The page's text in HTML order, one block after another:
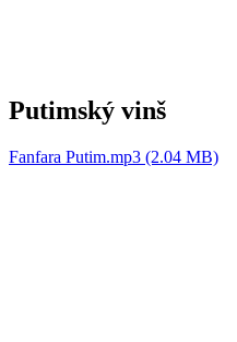
Putimský vinš
Fanfara Putim.mp3 (2.04 MB)